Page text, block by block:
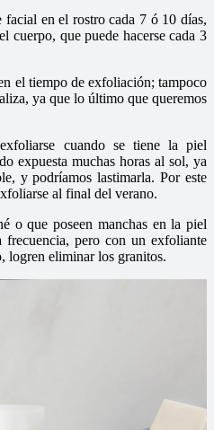
en el rostro cada 7 ó 10 días,
cuerpo, que puede hacerse cada 3
el tiempo de exfoliación; tampoco
ya que lo último que queremos
cuando se tiene la piel
expuesta muchas horas al sol, ya
y podríamos lastimarla. Por este
al final del verano.
o que poseen manchas en la piel
pero con un exfoliante
logren eliminar los granitos.